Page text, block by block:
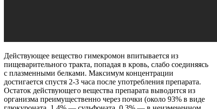
Действующее вещество гимекромон впитывается из
пищеварительного тракта, попадая в кровь, слабо соединяясь
с плазменными белками. Максимум концентрации
достигается спустя 2-3 часа после употребления препарата.
Остаток действующего вещества препарата выводится из
организма преимущественно через почки (около 93% в виде